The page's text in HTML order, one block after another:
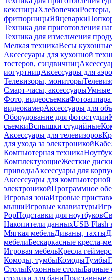
кексницыХлебопечки
фритюрницыЯйцеварки
Техника для приготовления
Техника для измельчения
Мелкая техникаВесы
Аксессуары для кухонной
тостеров, сэндвичниц
йогуртницАксессуары для
Телевизоры, мониторы
Смарт-часы, аксессуарыУмные
Фото, видеосъемка
видеокамерАксессуары для
Оборудование для фотостудии
съемкиВспышки студийные
Аксессуары для телевизоров
для ухода за электроникой
Компьютерная техника
КомплектующиеЖесткие
приводыАксессуары для
Аксессуары для компьютерной
электроникойПрограммное
Игровая зонаИгровые
мышиИгровые клавиатуры
PopПодставки для ноутбуков
Накопители данныхUSB Flash
Мягкая мебельДиваны, тахты
мебелиБескаркасные кресла-
Игровая мебельКресла
Комоды, тумбыКомодыТумбы
СтолыКухонные столыБарные
столики для баниПриставные